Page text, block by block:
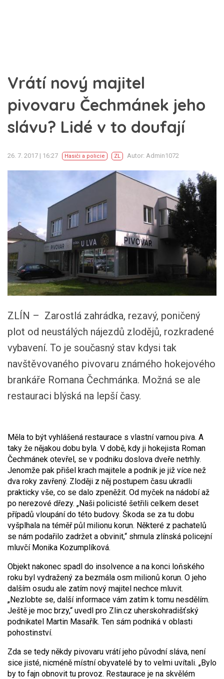
Vrátí nový majitel
pivovaru Čechmánek jeho
slávu? Lidé v to doufají
26. 7. 2017 | 16:27 Hasiči a policie ZL Autor: Admin1072
ZLÍN – Zarostlá zahrádka, rezavý, poničený
plot od neustálých nájezdů zlodějů, rozkradené
vybavení. To je současný stav kdysi tak
navštěvovaného pivovaru známého hokejového
brankáře Romana Čechmánka. Možná se ale
restauraci blýská na lepší časy.
Měla to být vyhlášená restaurace s vlastní varnou piva. A
taky že nějakou dobu byla. V době, kdy ji hokejista Roman
Čechmánek otevřel, se v podniku doslova dveře netrhly.
Jenomže pak přišel krach majitele a podnik je již více než
dva roky zavřený. Zloději z něj postupem času ukradli
prakticky vše, co se dalo zpeněžit. Od myček na nádobí až
po nerezové dřezy. „Naši policisté šetřili celkem deset
případů vloupání do této budovy. Škoda se za tu dobu
vyšplhala na téměř půl milionu korun. Některé z pachatelů
se nám podařilo zadržet a obvinit,“ shrnula zlínská policejní
mluvčí Monika Kozumplíková.
Objekt nakonec spadl do insolvence a na konci loňského
roku byl vydražený za bezmála osm milionů korun. O jeho
dalším osudu ale zatím nový majitel nechce mluvit.
„Nezlobte se, další informace vám zatím k tomu nesdělím.
Ještě je moc brzy,“ uvedl pro Zlin.cz uherskohradišťský
podnikatel Martin Masařík. Ten sám podniká v oblasti
pohostinství.
Zda se tedy někdy pivovaru vrátí jeho původní sláva, není
sice jisté, nicméně místní obyvatelé by to velmi uvítali. „Bylo
by to fajn obnovit tu provoz. Restaurace je na skvělém